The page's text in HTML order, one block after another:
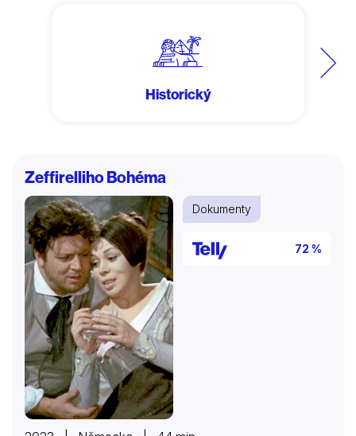
Další
Historický
Zeffirelliho Bohéma
Dokumenty
72 %